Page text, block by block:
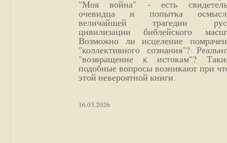
"Моя война" - есть
очевидца и попытка
величайшей трагедии
цивилизации библейского
Возможно ли исцеление
"коллективного сознания"?
"возвращение к истокам"?
подобные вопросы возникают при
этой невероятной книги.
16.03.2026